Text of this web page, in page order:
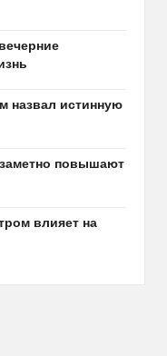
назвал истинную
повышают
влияет на